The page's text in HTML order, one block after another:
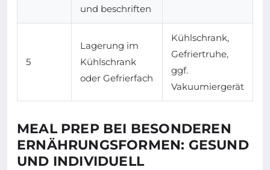
und beschriften
5
Lagerung im
Kühlschrank
oder Gefrierfach
Kühlschrank,
Gefriertruhe,
ggf.
Vakuumiergerät
MEAL PREP BEI BESONDEREN
ERNÄHRUNGSFORMEN: GESUND
UND INDIVIDUELL